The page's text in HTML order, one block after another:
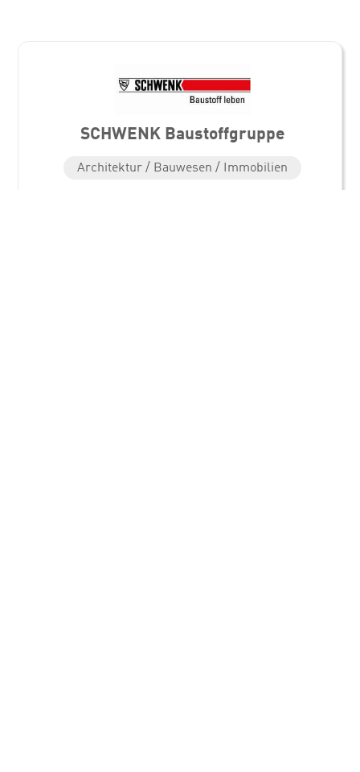
SCHWENK Baustoffgruppe
Architektur / Bauwesen / Immobilien